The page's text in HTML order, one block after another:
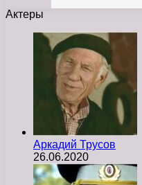
Актеры
Аркадий Трусов
26.06.2020